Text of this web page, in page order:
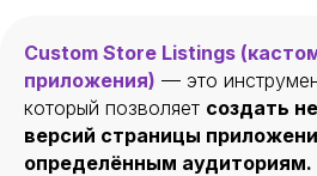
Custom Store Listings
приложения) — это
который позволяет создать
версий страницы
определённым аудиториям.